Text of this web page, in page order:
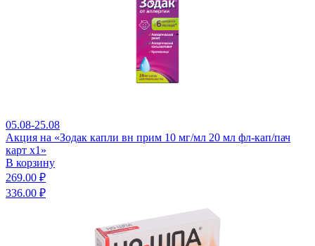
05.08-25.08
Акция на «Зодак капли вн прим 10 мг/мл 20 мл фл-кап/пач
карт x1»
В корзину
269.00 ₽
336.00 ₽